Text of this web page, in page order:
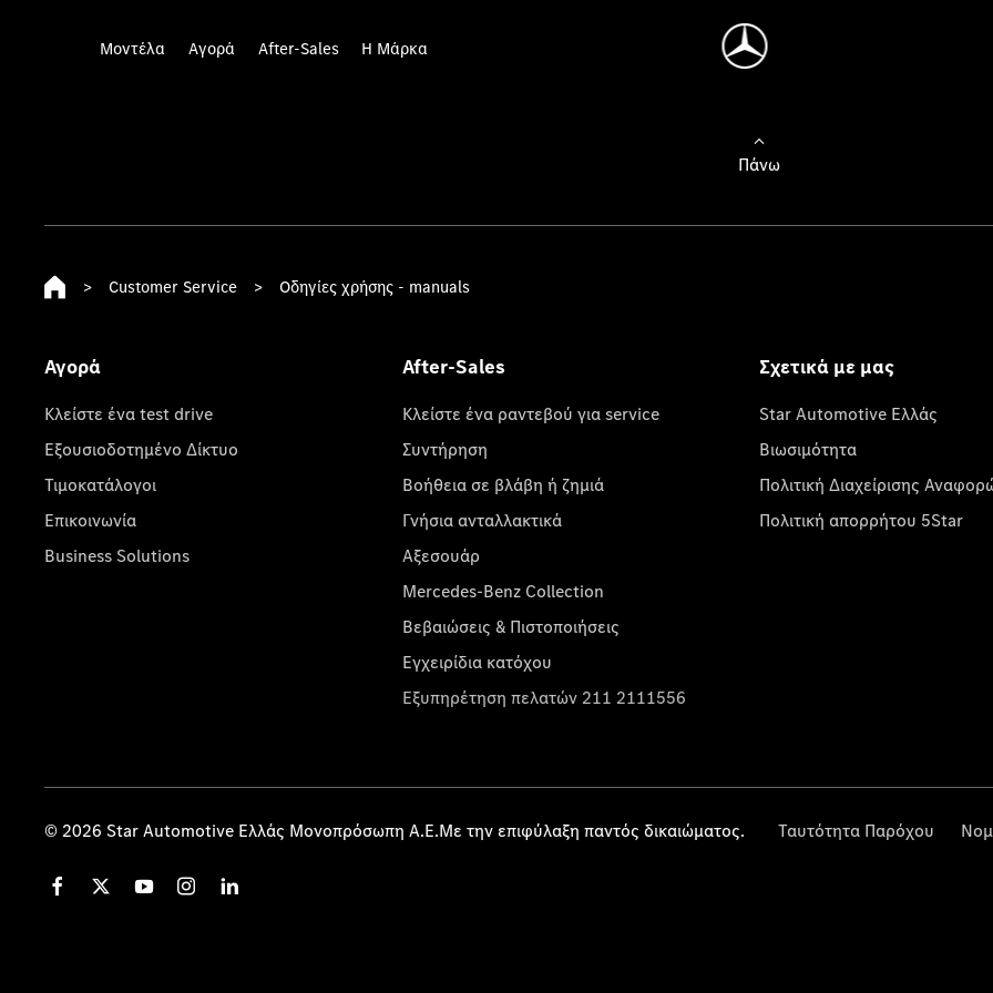
Μοντέλα Αγορά After-Sales Η Μάρκα
Πάνω
> Customer Service > Οδηγίες χρήσης - manuals
Αγορά
Κλείστε ένα test drive
Εξουσιοδοτημένο Δίκτυο
Τιμοκατάλογοι
Επικοινωνία
Business Solutions
After-Sales
Κλείστε ένα ραντεβού για service
Συντήρηση
Βοήθεια σε βλάβη ή ζημιά
Γνήσια ανταλλακτικά
Αξεσουάρ
Mercedes-Benz Collection
Βεβαιώσεις & Πιστοποιήσεις
Εγχειρίδια κατόχου
Εξυπηρέτηση πελατών 211 2111556
Σχετικά με μας
Star Automotive Ελλάς
Βιωσιμότητα
Πολιτική Διαχείρισης
Πολιτική απορρήτου 5Star
© 2026 Star Automotive Ελλάς Μονοπρόσωπη Α.Ε.Με την επιφύλαξη παντός δικαιώματος. Ταυτότητα Παρόχου